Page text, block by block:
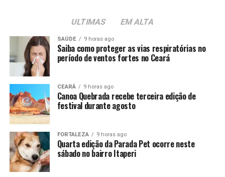
ULTIMAS EM ALTA
SAÚDE 9 horas ago
Saiba como proteger as vias respiratórias no
período de ventos fortes no Ceará
CEARÁ 9 horas ago
Canoa Quebrada recebe terceira edição de
festival durante agosto
FORTALEZA 9 horas ago
Quarta edição da Parada Pet ocorre neste
sábado no bairro Itaperi